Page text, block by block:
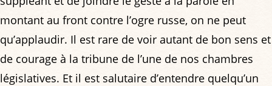
montant au front contre l’ogre russe, on ne peut
qu’applaudir. Il est rare de voir autant de bon sens et
de courage à la tribune de l’une de nos chambres
législatives. Et il est salutaire d’entendre quelqu’un